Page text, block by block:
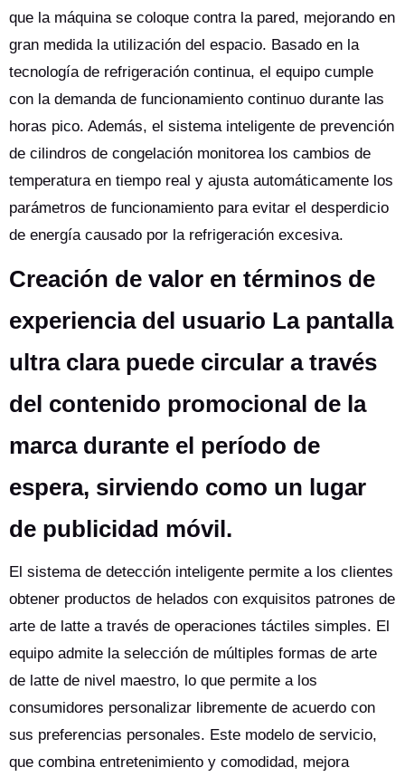
que la máquina se coloque contra la pared, mejorando en
gran medida la utilización del espacio. Basado en la
tecnología de refrigeración continua, el equipo cumple
con la demanda de funcionamiento continuo durante las
horas pico. Además, el sistema inteligente de prevención
de cilindros de congelación monitorea los cambios de
temperatura en tiempo real y ajusta automáticamente los
parámetros de funcionamiento para evitar el desperdicio
de energía causado por la refrigeración excesiva.
Creación de valor en términos de
experiencia del usuario La pantalla
ultra clara puede circular a través
del contenido promocional de la
marca durante el período de
espera, sirviendo como un lugar
de publicidad móvil.
El sistema de detección inteligente permite a los clientes
obtener productos de helados con exquisitos patrones de
arte de latte a través de operaciones táctiles simples. El
equipo admite la selección de múltiples formas de arte
de latte de nivel maestro, lo que permite a los
consumidores personalizar libremente de acuerdo con
sus preferencias personales. Este modelo de servicio,
que combina entretenimiento y comodidad, mejora